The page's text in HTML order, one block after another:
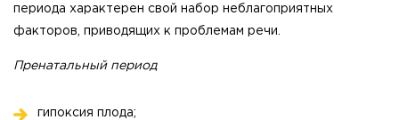
периода характерен свой набор неблагоприятных
факторов, приводящих к проблемам речи.
Пренатальный период
гипоксия плода;